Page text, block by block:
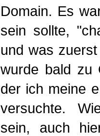
Domain. Es
sein sollte,
und was
wurde bald zu
der ich meine
versuchte.
sein, auch